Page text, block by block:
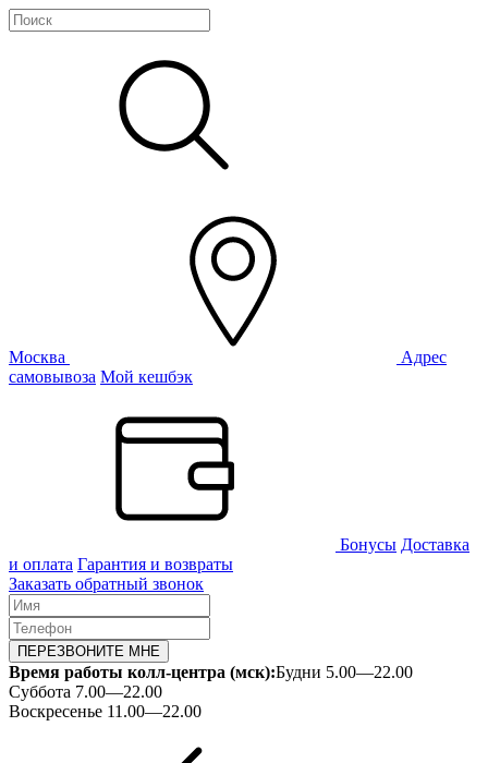
Москва
Адрес
самовывоза Мой кешбэк
Бонусы Доставка
и оплата Гарантия и возвраты
Заказать обратный звонок
ПЕРЕЗВОНИТЕ МНЕ
Время работы колл-центра (мск):Будни 5.00—22.00
Суббота 7.00—22.00
Воскресенье 11.00—22.00